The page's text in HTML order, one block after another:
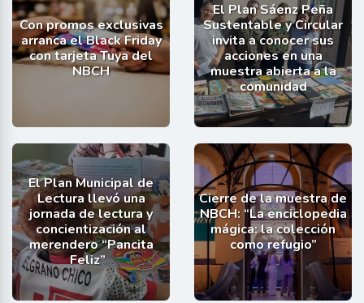
Con promos exclusivas
arranca el Black Friday
con tarjeta Tuya del
NBCH
El Plan Sáenz Peña
Sustentable y Circular
invita a conocer sus
acciones en una
muestra abierta a la
comunidad
El Plan Municipal de
Lectura llevó una
jornada de lectura y
concientización al
merendero “Pancita
Feliz”
Cierre de la muestra de
NBCH: “La enciclopedia
mágica: la colección
como refugio”